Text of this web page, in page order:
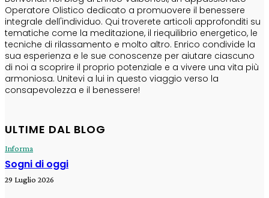
Operatore Olistico dedicato a promuovere il benessere
integrale dell'individuo. Qui troverete articoli approfonditi su
tematiche come la meditazione, il riequilibrio energetico, le
tecniche di rilassamento e molto altro. Enrico condivide la
sua esperienza e le sue conoscenze per aiutare ciascuno
di noi a scoprire il proprio potenziale e a vivere una vita più
armoniosa. Unitevi a lui in questo viaggio verso la
consapevolezza e il benessere!
ULTIME DAL BLOG
Informa
Sogni di oggi
29 Luglio 2026